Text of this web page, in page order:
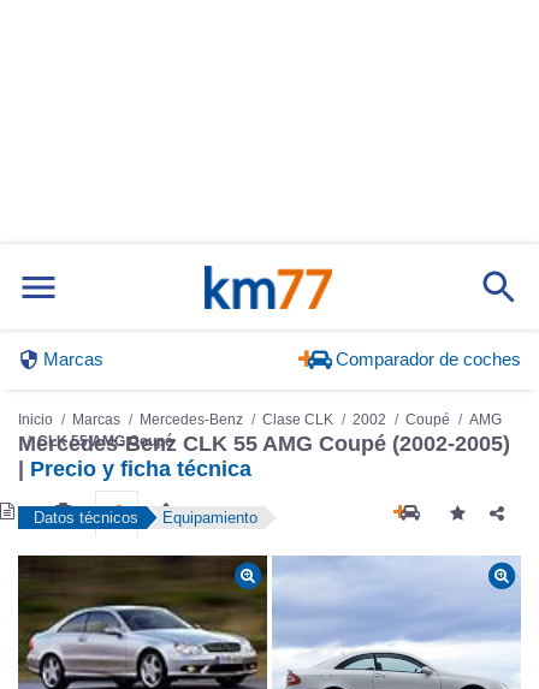
Marcas Comparador de coches
Inicio Marcas Mercedes-Benz Clase CLK 2002 Coupé
AMG
CLK 55 AMG Coupé
Mercedes-Benz CLK 55 AMG Coupé (2002-2005)
Precio y ficha técnica
Datos técnicos Equipamiento